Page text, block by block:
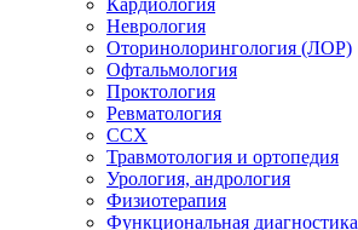
Кардиология
Неврология
Оторинолорингология (ЛОР)
Офтальмология
Проктология
Ревматология
ССХ
Травмотология и ортопедия
Урология, андрология
Физиотерапия
Функциональная диагностика